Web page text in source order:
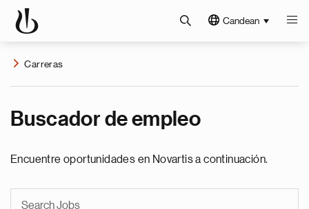
Candean
Carreras
Buscador de empleo
Encuentre oportunidades en Novartis a continuación.